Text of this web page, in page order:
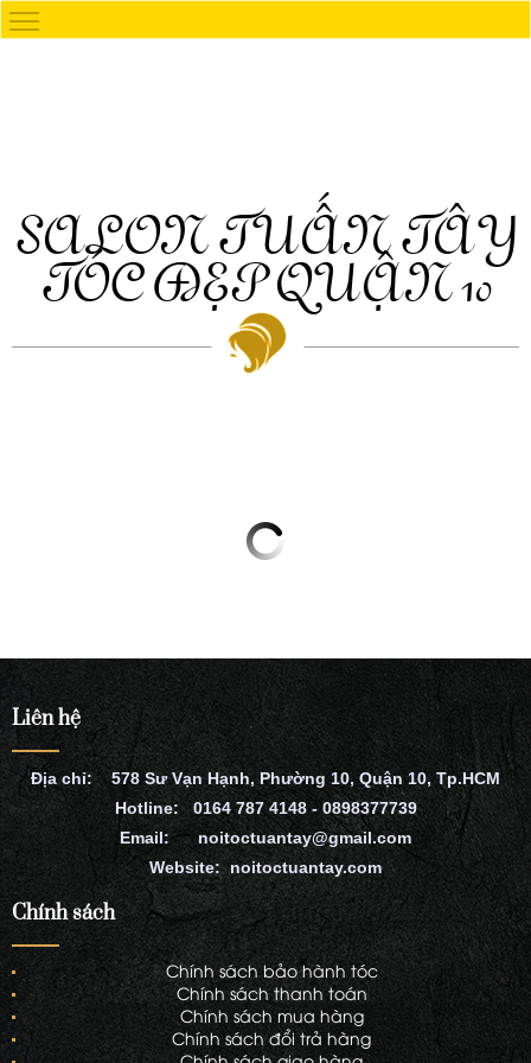
SALON TUẤN TÂY
TÓC ĐẸP QUẬN 10
Liên hệ
Địa chỉ: 578 Sư Vạn Hạnh, Phường 10, Quận 10, Tp.HCM
Hotline: 0164 787 4148 - 0898377739
Email: noitoctuantay@gmail.com
Website: noitoctuantay.com
Chính sách
Chính sách bảo hành tóc
Chính sách thanh toán
Chính sách mua hàng
Chính sách đổi trả hàng